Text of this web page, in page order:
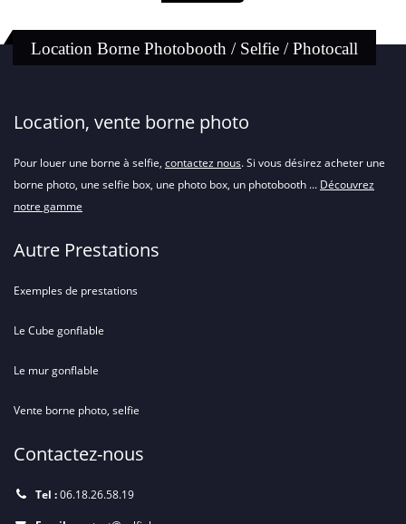
Location Borne Photobooth / Selfie / Photocall
Location, vente borne photo
Pour louer une borne à selfie, contactez nous. Si vous désirez acheter une
borne photo, une selfie box, une photo box, un photobooth ... Découvrez
notre gamme
Autre Prestations
Exemples de prestations
Le Cube gonflable
Le mur gonflable
Vente borne photo, selfie
Contactez-nous
Tel :06.18.26.58.19